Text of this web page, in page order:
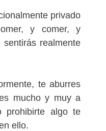
privado
y comer, y
realmente
te aburres
mucho y muy a
prohibirte algo te
ello.